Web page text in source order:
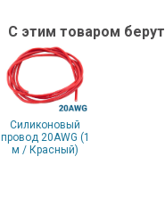
С этим товаром берут
Силиконовый
провод 20AWG (1
м / Красный)